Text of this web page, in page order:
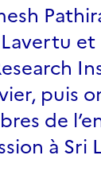
puis
de
à Sri